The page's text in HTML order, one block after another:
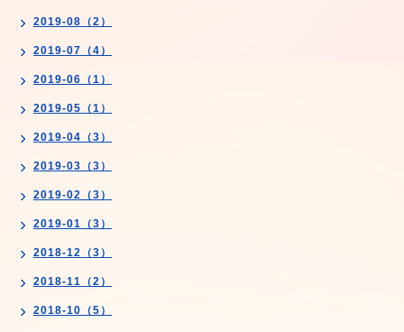
2019-08（2）
2019-07（4）
2019-06（1）
2019-05（1）
2019-04（3）
2019-03（3）
2019-02（3）
2019-01（3）
2018-12（3）
2018-11（2）
2018-10（5）